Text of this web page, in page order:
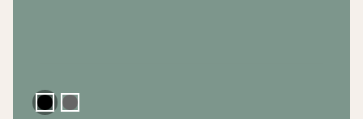
SortGrå